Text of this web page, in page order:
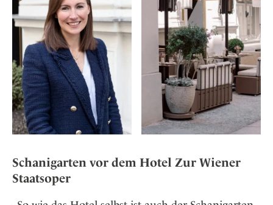
Schanigarten vor dem Hotel Zur Wiener
Staatsoper